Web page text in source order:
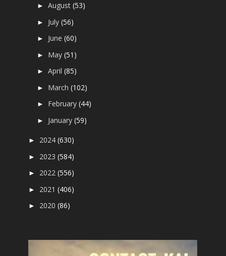
►August(53)
► July(56)
► June(60)
► May(51)
►April(85)
► March(102)
► February(44)
► January(59)
► 2024(630)
► 2023(584)
► 2022(556)
► 2021(406)
► 2020(86)